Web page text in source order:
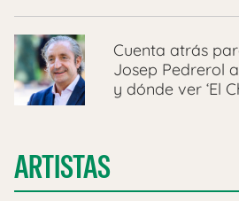
Cuenta atrás
Josep Pedrerol
y dónde ver ‘El
ARTISTAS